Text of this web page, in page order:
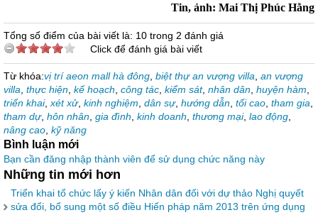
Tin, ảnh: Mai Thị Phúc Hằng
Tổng số điểm của bài viết là: 10 trong 2 đánh giá
Click để đánh giá bài viết
Từ khóa:vị trí aeon mall hà đông biệt thự an vượng villa an vượng
villa thực hiện kế hoạch công tác kiểm sát, nhân dân huyện hàm
triển khai, xét xử, kinh nghiệm dân sự, hướng dẫn tối cao tham gia
tham dự, hôn nhân gia đình kinh doanh thương mại, lao động
nâng cao kỹ năng
Bình luận mới
Bạn cần đăng nhập thành viên để sử dụng chức năng này
Những tin mới hơn
Triển khai tổ chức lấy ý kiến Nhân dân đối với dự thảo Nghị quyết
sửa đổi, bổ sung một số điều Hiến pháp năm 2013 trên ứng dụng